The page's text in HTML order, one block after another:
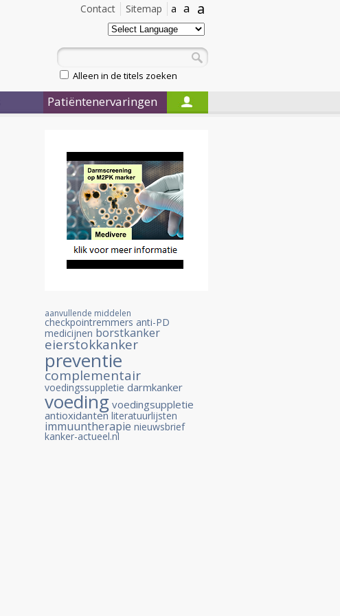
a
a
a
Sitemap
Contact
Alleen in de titels zoeken
Patiëntenervaringen
aanvullende middelen
checkpointremmers anti-PD
medicijnen borstkanker
eierstokkanker
preventie
complementair
voedingssuppletie darmkanker
voeding voedingsuppletie
antioxidanten literatuurlijsten
immuuntherapie nieuwsbrief
kanker-actueel.nl